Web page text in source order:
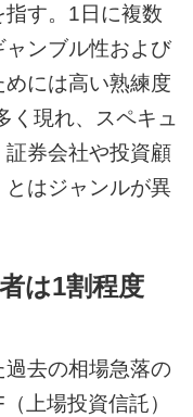
す。1日に複数
ンブル性および
には高い熟練度
く現れ、スペキュ
証券会社や投資顧
はジャンルが異
は1割程度
去の相場急落の
上場投資信託）